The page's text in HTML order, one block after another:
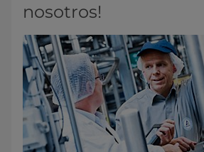
nosotros!